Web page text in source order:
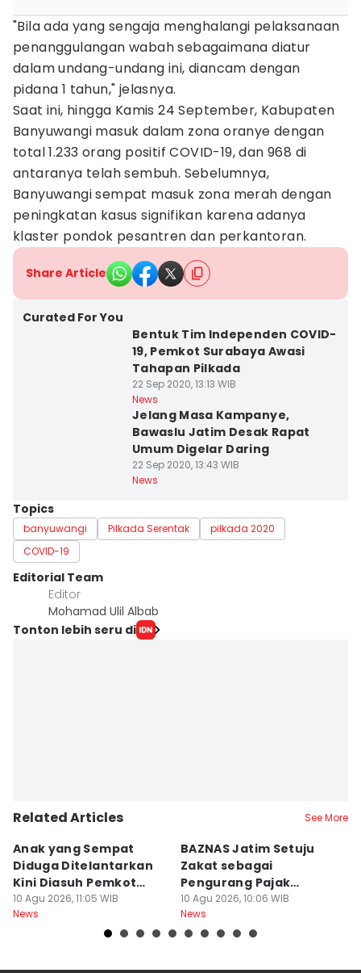
"Bila ada yang sengaja menghalangi pelaksanaan
penanggulangan wabah sebagaimana diatur
dalam undang-undang ini, diancam dengan
pidana 1 tahun," jelasnya.
Saat ini, hingga Kamis 24 September, Kabupaten
Banyuwangi masuk dalam zona oranye dengan
total 1.233 orang positif COVID-19, dan 968 di
antaranya telah sembuh. Sebelumnya,
Banyuwangi sempat masuk zona merah dengan
peningkatan kasus signifikan karena adanya
klaster pondok pesantren dan perkantoran.
Share Article
Curated For You
Bentuk Tim Independen COVID-
19, Pemkot Surabaya Awasi
Tahapan Pilkada
22 Sep 2020, 13:13 WIB
News
Jelang Masa Kampanye,
Bawaslu Jatim Desak Rapat
Umum Digelar Daring
22 Sep 2020, 13:43 WIB
News
Topics
banyuwangi Pilkada Serentak
pilkada 2020
COVID-19
Editorial Team
Editor
Mohamad Ulil Albab
Tonton lebih seru di
Related Articles See More
Anak yang Sempat
Diduga Ditelantarkan
Kini Diasuh Pemkot
Surabaya
10 Agu 2026, 11:05 WIB
News
BAZNAS Jatim Setuju
Zakat sebagai
Pengurang Pajak
Langsung
10 Agu 2026, 10:06 WIB
News